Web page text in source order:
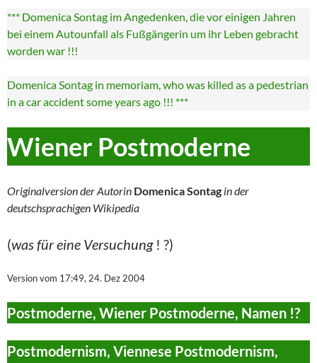
*** Domenica Sontag im Angedenken, die vor einigen Jahren
bei einem Autounfall als Fußgängerin um ihr Leben gebracht
worden war !!!
Domenica Sontag in memoriam, who was killed as a pedestrian
in a car accident some years ago !!! ***
Wiener Postmoderne
Originalversion der Autorin Domenica Sontag in der
deutschsprachigen Wikipedia
(was für eine Versuchung! ?)
Version vom 17:49, 24. Dez 2004
Postmoderne, Wiener Postmoderne, Namen !?
Postmodernism, Viennese Postmodernism,